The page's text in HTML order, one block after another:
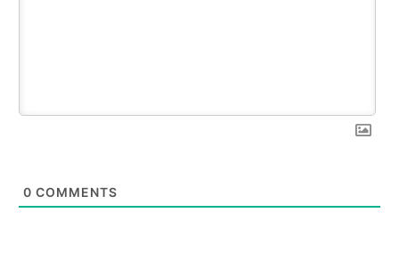
0 COMMENTS